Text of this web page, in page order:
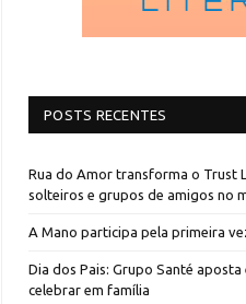
POSTS RECENTES
Rua do Amor transforma o Trust
solteiros e grupos de amigos no
A Mano participa pela primeira
Dia dos Pais: Grupo Santé
celebrar em família